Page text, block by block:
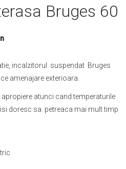
Bruges 60
incalzitorul suspendat Bruges
amenajare exterioara.
atunci cand temperaturile
doresc sa petreaca mai mult timp